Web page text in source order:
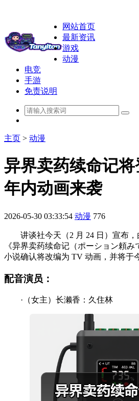
网站首页
最新资讯
游戏
动漫
电竞
手游
免责说明
主页 > 动漫
异界卖药续命记将
年内动画来袭
2026-05-30 03:33:54 动漫 776
讲谈社今天（2 月 24 日）宣布
《异界卖药续命记（ポーション頼
小说确认将改编为 TV 动画，并将于
配音演员：
·（女主）长濑香：久住林